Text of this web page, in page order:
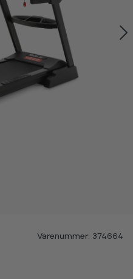
Varenummer: 374664